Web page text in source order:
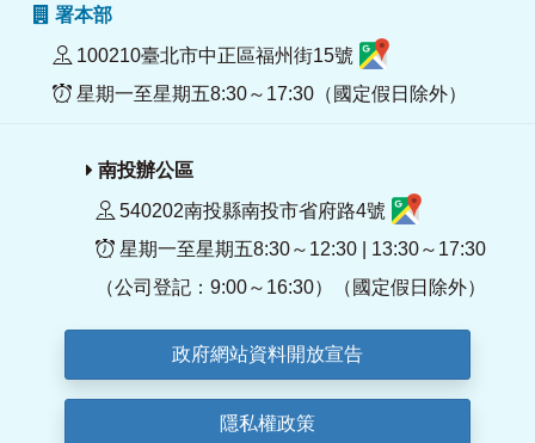
署本部
100210臺北市中正區福州街15號
星期一至星期五8:30～17:30（國定假日除外）
南投辦公區
540202南投縣南投市省府路4號
星期一至星期五8:30～12:30 | 13:30～17:30
（公司登記：9:00～16:30）（國定假日除外）
政府網站資料開放宣告
隱私權政策